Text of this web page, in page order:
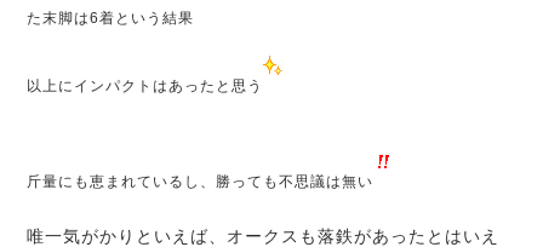
た末脚は6着という結果
以上にインパクトはあったと思う
斤量にも恵まれているし、勝っても不思議は無い
唯一気がかりといえば、オークスも落鉄があったとはいえ